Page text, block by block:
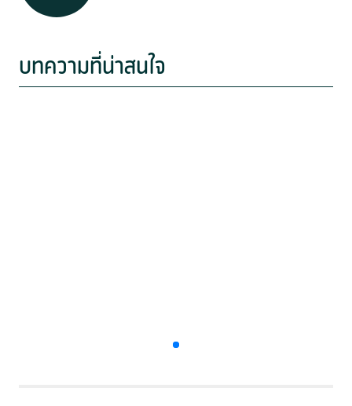
บทความที่น่าสนใจ